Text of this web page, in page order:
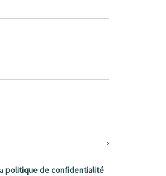
politique de confidentialité